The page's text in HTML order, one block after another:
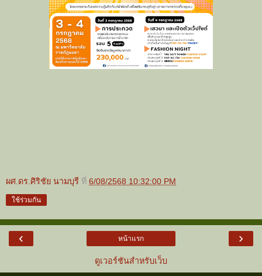
ผศ.ดร.ศิริชัย นามบุรี ที่ 6/08/2568 10:32:00 PM
ใช้ร่วมกัน
‹ ›
หน้าแรก
ดูเวอร์ชันสำหรับเว็บ